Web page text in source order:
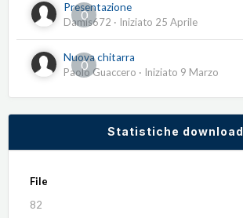
0
Presentazione
Damis672 · Iniziato 25 Aprile
0
Nuova chitarra
Paolo Guaccero · Iniziato 9 Marzo
Statistiche download
File
82